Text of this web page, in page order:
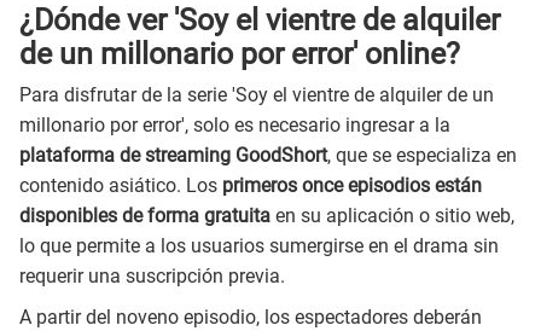
¿Dónde ver 'Soy el vientre de alquiler
de un millonario por error' online?
Para disfrutar de la serie 'Soy el vientre de alquiler de un
millonario por error', solo es necesario ingresar a la
plataforma de streaming GoodShort, que se especializa en
contenido asiático. Los primeros once episodios están
disponibles de forma gratuita en su aplicación o sitio web,
lo que permite a los usuarios sumergirse en el drama sin
requerir una suscripción previa.
A partir del noveno episodio, los espectadores deberán